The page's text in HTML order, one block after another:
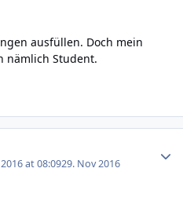
ausfüllen. Doch mein
nämlich Student.
at 08:0929. Nov 2016